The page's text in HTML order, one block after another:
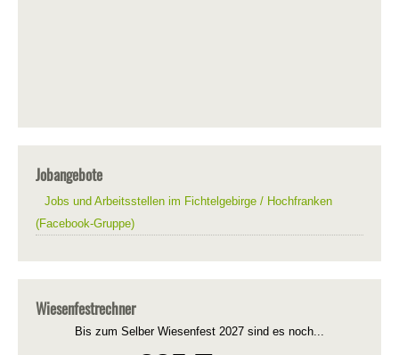
Jobangebote
Jobs und Arbeitsstellen im Fichtelgebirge / Hochfranken
(Facebook-Gruppe)
Wiesenfestrechner
Bis zum Selber Wiesenfest 2027 sind es noch...